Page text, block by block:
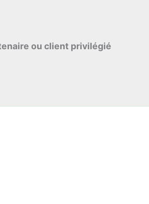
ou client privilégié